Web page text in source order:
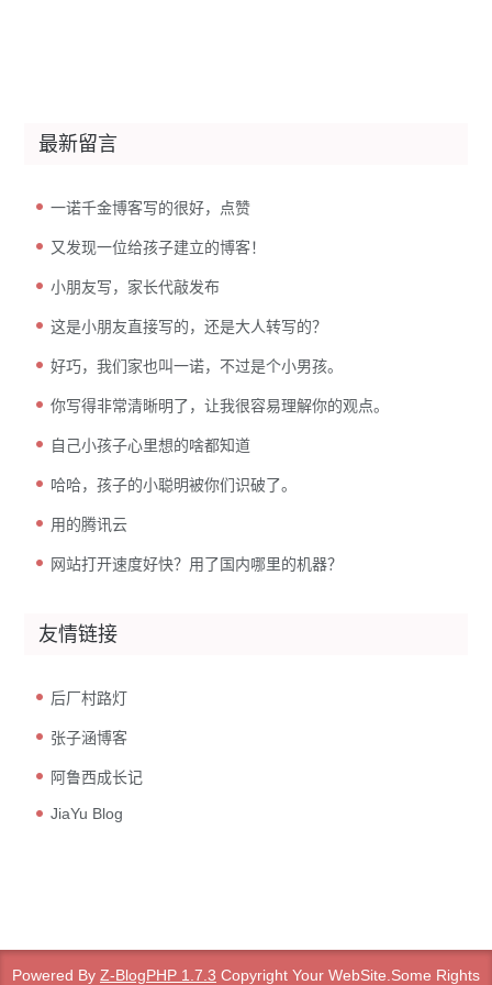
最新留言
一诺千金博客写的很好，点赞
又发现一位给孩子建立的博客！
小朋友写，家长代敲发布
这是小朋友直接写的，还是大人转写的？
好巧，我们家也叫一诺，不过是个小男孩。
你写得非常清晰明了，让我很容易理解你的观点。
自己小孩子心里想的啥都知道
哈哈，孩子的小聪明被你们识破了。
用的腾讯云
网站打开速度好快？用了国内哪里的机器？
友情链接
后厂村路灯
张子涵博客
阿鲁西成长记
JiaYu Blog
Powered By Z-BlogPHP 1.7.3 Copyright Your WebSite.Some Rights